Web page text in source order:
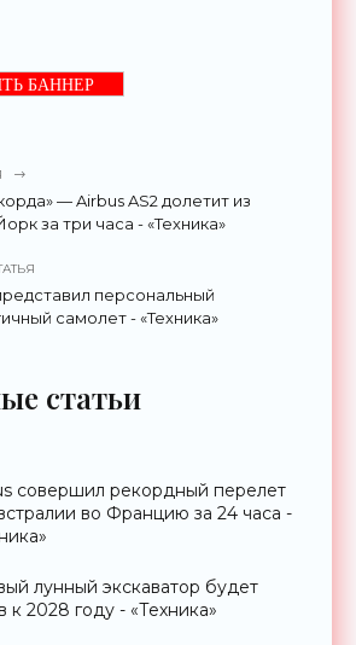
БАННЕР
— Airbus AS2 долетит из
за три часа - «Техника»
персональный
самолет - «Техника»
статьи
совершил рекордный перелет
во Францию за 24 часа -
лунный экскаватор будет
к 2028 году - «Техника»